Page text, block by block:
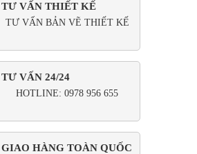
TƯ VẤN THIẾT KẾ
TƯ VẤN BẢN VẼ THIẾT KẾ
TƯ VẤN 24/24
HOTLINE: 0978 956 655
GIAO HÀNG TOÀN QUỐC